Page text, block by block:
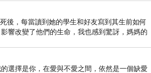
後，每當讀到她的學生和好友寫到其生前如何
響改變了他們的生命，我也感到驚訝，媽媽的
選擇是你，在愛與不愛之間，依然是一個缺愛